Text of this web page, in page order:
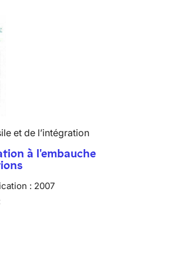
et de l’intégration
à l'embauche
: 2007